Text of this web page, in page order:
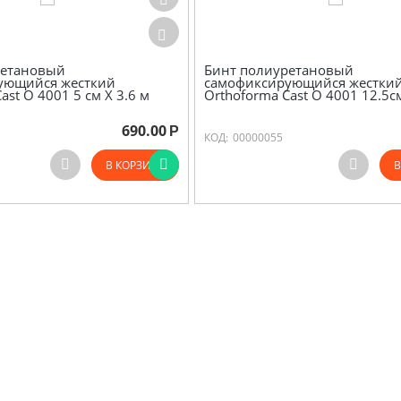
жесткий
O 4001 5 см Х 3.6 м
690.00 Р
В КОРЗИНУ
Бинт полиуретановый
самофиксирующийся
Orthoforma Cast O 4001
КОД: 00000055